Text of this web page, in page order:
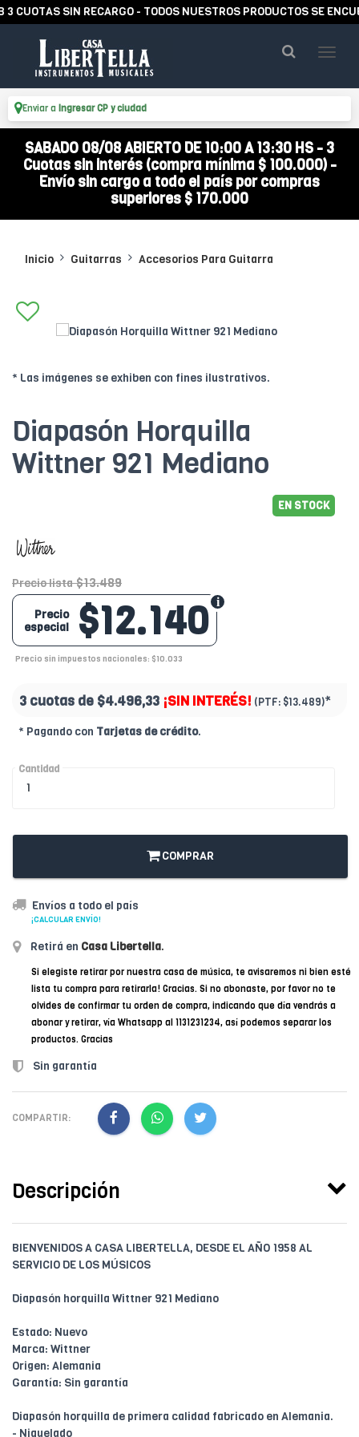
SIN RECARGO - TODOS NUESTROS PRODUCTOS SE
Enviar a Ingresar CP y ciudad
SABADO 08/08 ABIERTO DE 10:00 A 13:30 HS - 3
Cuotas sin interés (compra mínima $ 100.000) -
Envío sin cargo a todo el país por compras
superiores $ 170.000
Inicio Guitarras Accesorios Para Guitarra
* Las imágenes se exhiben con fines ilustrativos.
Diapasón Horquilla
Wittner 921 Mediano
EN STOCK
Precio lista $13.489
$12.140
Precio
especial
Precio sin impuestos nacionales: $10.033
3 cuotas de $4.496,33 ¡SIN INTERÉS! (PTF: $13.489)*
* Pagando con Tarjetas de crédito.
Cantidad
COMPRAR
Envíos a todo el país
¡CALCULAR ENVÍO!
Retirá en Casa Libertella.
Si elegiste retirar por nuestra casa de música, te avisaremos ni bien esté
lista tu compra para retirarla! Gracias. Si no abonaste, por favor no te
olvides de confirmar tu orden de compra, indicando que día vendrás a
abonar y retirar, vía Whatsapp al 1131231234, así podemos separar los
productos. Gracias
Sin garantía
COMPARTIR:
Descripción
BIENVENIDOS A CASA LIBERTELLA, DESDE EL AÑO 1958 AL
SERVICIO DE LOS MÚSICOS
Diapasón horquilla Wittner 921 Mediano
Estado: Nuevo
Marca: Wittner
Origen: Alemania
Garantía: Sin garantía
Diapasón horquilla de primera calidad fabricado en Alemania.
- Niquelado